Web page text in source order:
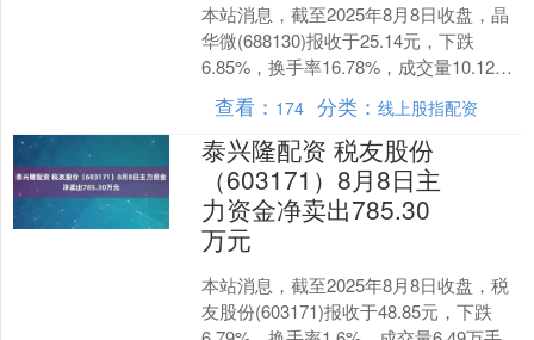
本站消息，截至2025年8月8日收盘，晶
华微(688130)报收于25.14元，下跌
6.85%，换手率16.78%，成交量10.12万
手，成交额2.58亿元。 ....
查看： 174 分类：线上股指配资
泰兴隆配资 税友股份
（603171）8月8日主
力资金净卖出785.30
万元
本站消息，截至2025年8月8日收盘，税
友股份(603171)报收于48.85元，下跌